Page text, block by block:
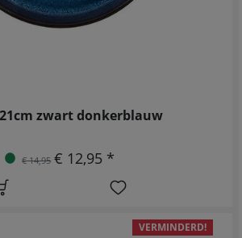
zwart donkerblauw
€ 14,95 € 12,95 *
VERMINDERD!